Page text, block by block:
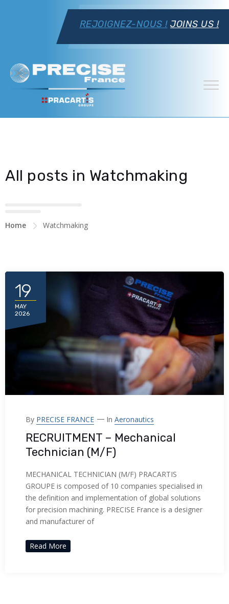
REJOIGNEZ-NOUS ! JOINS US !
All posts in Watchmaking
Home Watchmaking
19
MAY
2026
By PRECISE FRANCE In Aeronautics
RECRUITMENT – Mechanical
Technician (M/F)
MECHANICAL TECHNICIAN (M/F) PRACARTIS
GROUPE is composed of 10 companies specialised in
the definition and implementation of global solutions
for precision machining. PRECISE France is a designer
and manufacturer of
Read More